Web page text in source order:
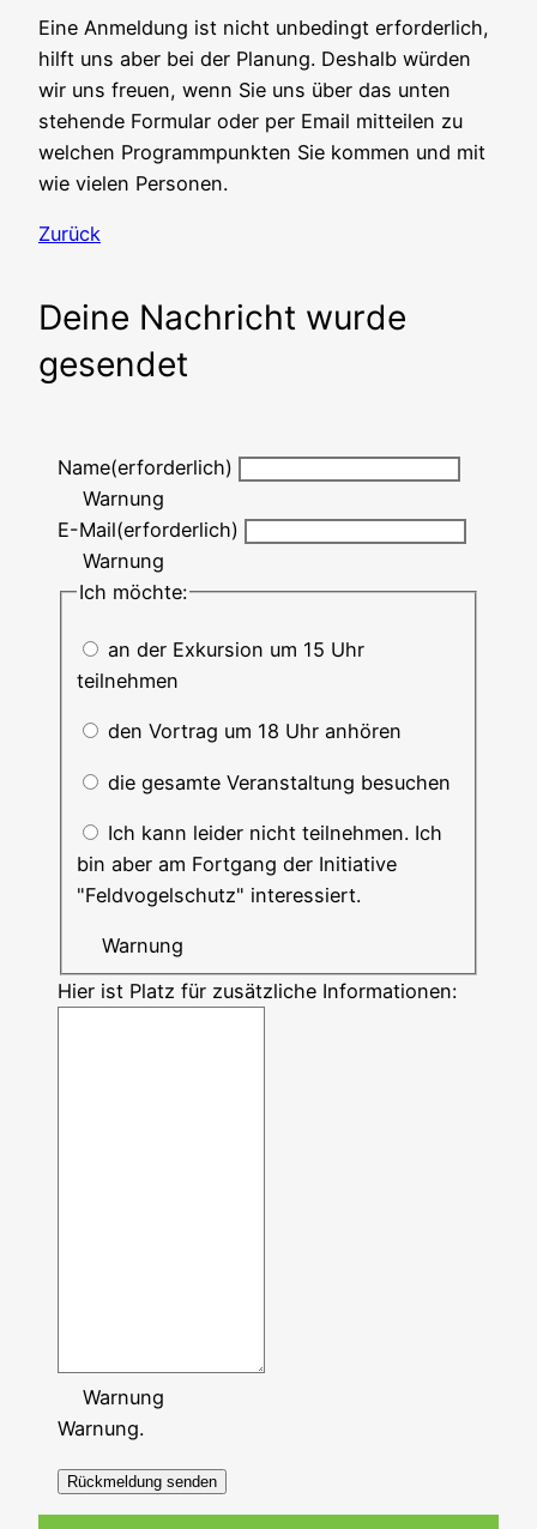
Eine Anmeldung ist nicht unbedingt erforderlich,
hilft uns aber bei der Planung. Deshalb würden
wir uns freuen, wenn Sie uns über das unten
stehende Formular oder per Email mitteilen zu
welchen Programmpunkten Sie kommen und mit
wie vielen Personen.
Zurück
Deine Nachricht wurde
gesendet
Name(erforderlich)
Warnung
E-Mail(erforderlich)
Warnung
Ich möchte:
an der Exkursion um 15 Uhr
teilnehmen
den Vortrag um 18 Uhr anhören
die gesamte Veranstaltung besuchen
Ich kann leider nicht teilnehmen. Ich
bin aber am Fortgang der Initiative
"Feldvogelschutz" interessiert.
Warnung
Hier ist Platz für zusätzliche Informationen:
Warnung
Warnung.
Rückmeldung senden